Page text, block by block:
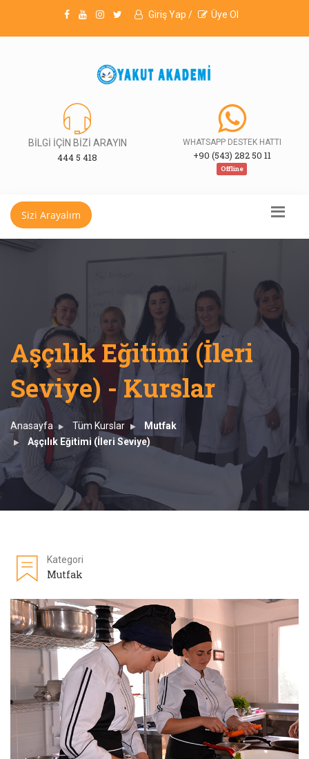
Giriş Yap / Üye Ol
BİLGİ İÇİN BİZİ ARAYIN
444 5 418
WHATSAPP DESTEK HATTI
+90 (543) 282 50 11
Offline
Sizi Arayalım
Aşçılık Eğitimi (İleri
Seviye) - Kurslar
Anasayfa Tüm Kurslar
Mutfak
Aşçılık Eğitimi (İleri Seviye)
Kategori
Mutfak